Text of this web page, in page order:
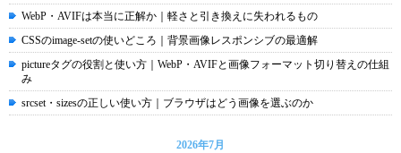
WebP・AVIFは本当に正解か｜軽さと引き換えに失われるもの
CSSのimage-setの使いどころ｜背景画像レスポンシブの最適解
pictureタグの役割と使い方｜WebP・AVIFと画像フォーマット切り替えの仕組
み
srcset・sizesの正しい使い方｜ブラウザはどう画像を選ぶのか
2026年7月